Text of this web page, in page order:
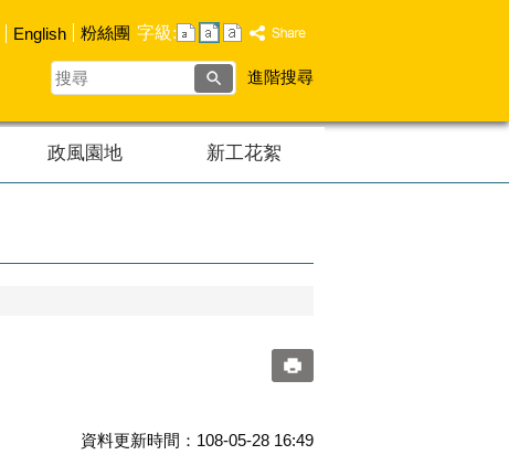
English 粉絲團 字級:
搜
尋
進階搜尋
政風園地 新工花絮
資料更新時間：108-05-28 16:49